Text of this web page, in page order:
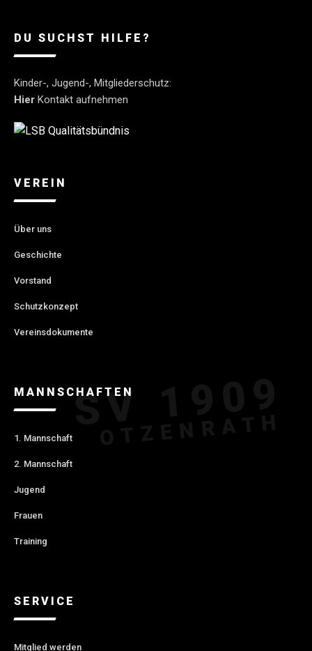
DU SUCHST HILFE?
Kinder-, Jugend-, Mitgliederschutz:
Hier Kontakt aufnehmen
VEREIN
Über uns
Geschichte
Vorstand
Schutzkonzept
Vereinsdokumente
MANNSCHAFTEN
1. Mannschaft
2. Mannschaft
Jugend
Frauen
Training
SERVICE
Mitglied werden